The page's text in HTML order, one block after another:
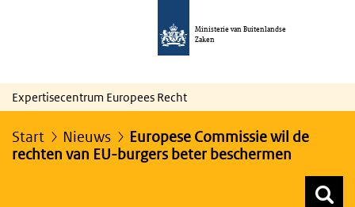
Ministerie van Buitenlandse
Zaken
Expertisecentrum Europees Recht
Start Nieuws
Europese Commissie wil de
rechten van EU-burgers beter beschermen